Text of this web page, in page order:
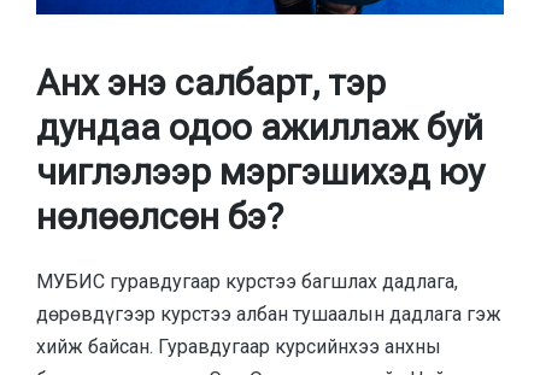
Анх энэ салбарт, тэр
дундаа одоо ажиллаж буй
чиглэлээр мэргэшихэд юу
нөлөөлсөн бэ?
МУБИС гуравдугаар курстээ багшлах дадлага,
дөрөвдүгээр курстээ албан тушаалын дадлага гэж
хийж байсан. Гуравдугаар курсийнхээ анхны